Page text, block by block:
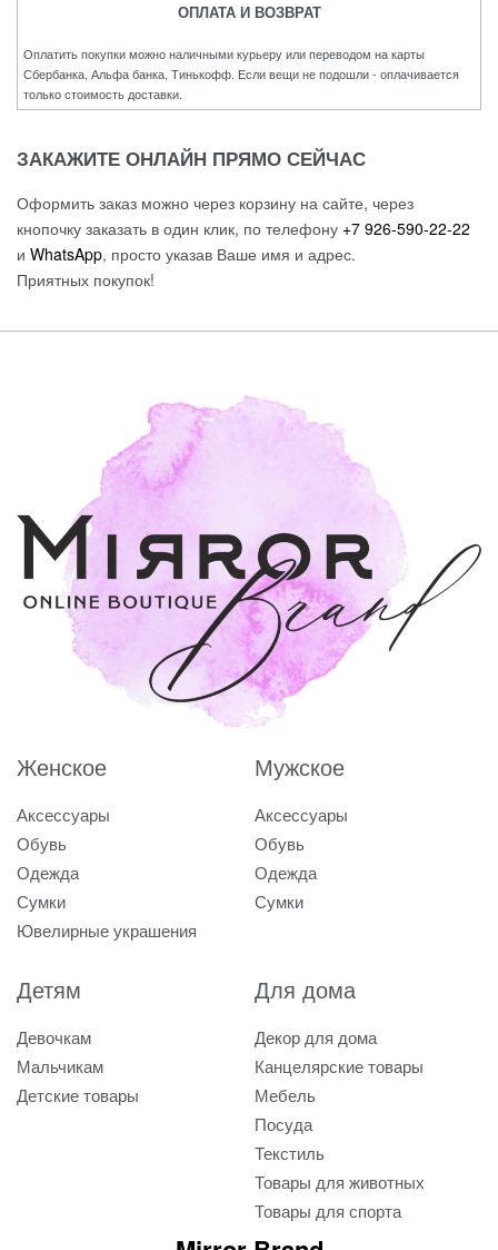
ОПЛАТА И ВОЗВРАТ
Оплатить покупки можно наличными курьеру или переводом на карты
Сбербанка, Альфа банка, Тинькофф. Если вещи не подошли - оплачивается
только стоимость доставки.
ЗАКАЖИТЕ ОНЛАЙН ПРЯМО СЕЙЧАС
Оформить заказ можно через корзину на сайте, через
кнопочку заказать в один клик, по телефону +7 926-590-22-22
и WhatsApp, просто указав Ваше имя и адрес.
Приятных покупок!
Женское
Аксессуары
Обувь
Одежда
Сумки
Ювелирные украшения
Мужское
Аксессуары
Обувь
Одежда
Сумки
Детям
Девочкам
Мальчикам
Детские товары
Для дома
Декор для дома
Канцелярские товары
Мебель
Посуда
Текстиль
Товары для животных
Товары для спорта